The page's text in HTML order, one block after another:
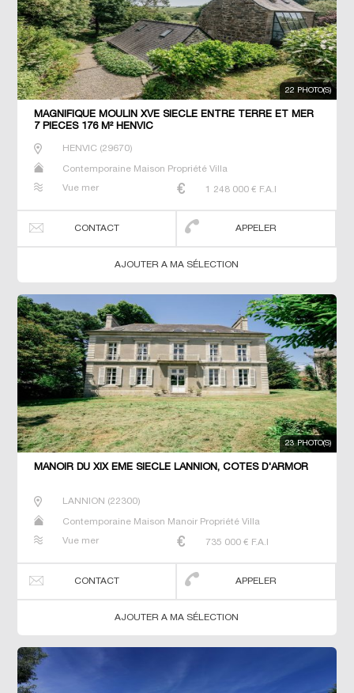
22 PHOTO(S)
MAGNIFIQUE MOULIN XVE SIECLE ENTRE TERRE ET MER
7 PIECES 176 M² HENVIC
HENVIC(29670)
Contemporaine Maison Propriété Villa
Vue mer 1 248 000 € F.A.I
CONTACT APPELER
AJOUTER A MA SÉLECTION
23 PHOTO(S)
MANOIR DU XIX ÈME SIÈCLE LANNION, CÔTES D'ARMOR
LANNION (22300)
Contemporaine Maison Manoir Propriété Villa
Vue mer 735 000 € F.A.I
CONTACT APPELER
AJOUTER A MA SÉLECTION